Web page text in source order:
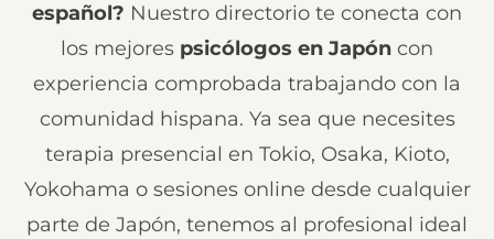
español? Nuestro directorio te conecta con
los mejores psicólogos en Japón con
experiencia comprobada trabajando con la
comunidad hispana. Ya sea que necesites
terapia presencial en Tokio, Osaka, Kioto,
Yokohama o sesiones online desde cualquier
parte de Japón, tenemos al profesional ideal